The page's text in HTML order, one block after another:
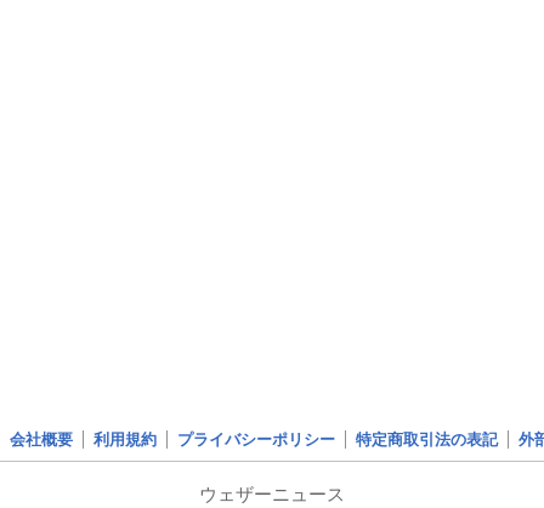
会社概要 利用規約 プライバシーポリシー 特定商取引法の表記 外
ウェザーニュース